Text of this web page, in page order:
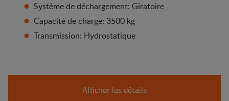
Système de déchargement: Giratoire
Capacité de charge: 3500 kg
Transmission: Hydrostatique
Afficher les détails